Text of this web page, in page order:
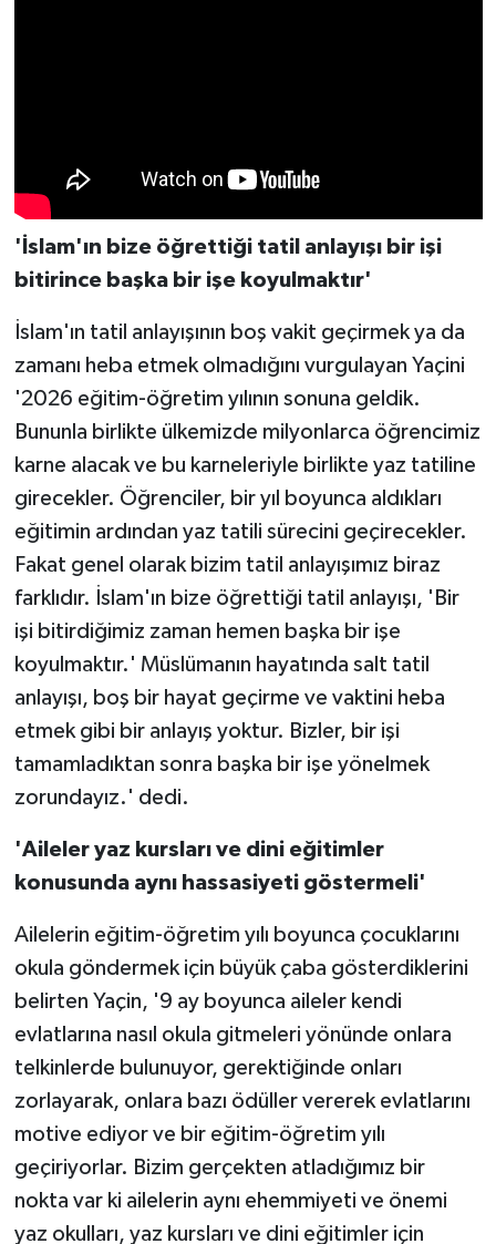
'İslam'ın bize öğrettiği tatil anlayışı bir işi
bitirince başka bir işe koyulmaktır'
İslam'ın tatil anlayışının boş vakit geçirmek ya da
zamanı heba etmek olmadığını vurgulayan Yaçini
'2026 eğitim-öğretim yılının sonuna geldik.
Bununla birlikte ülkemizde milyonlarca öğrencimiz
karne alacak ve bu karneleriyle birlikte yaz tatiline
girecekler. Öğrenciler, bir yıl boyunca aldıkları
eğitimin ardından yaz tatili sürecini geçirecekler.
Fakat genel olarak bizim tatil anlayışımız biraz
farklıdır. İslam'ın bize öğrettiği tatil anlayışı, 'Bir
işi bitirdiğimiz zaman hemen başka bir işe
koyulmaktır.' Müslümanın hayatında salt tatil
anlayışı, boş bir hayat geçirme ve vaktini heba
etmek gibi bir anlayış yoktur. Bizler, bir işi
tamamladıktan sonra başka bir işe yönelmek
zorundayız.' dedi.
'Aileler yaz kursları ve dini eğitimler
konusunda aynı hassasiyeti göstermeli'
Ailelerin eğitim-öğretim yılı boyunca çocuklarını
okula göndermek için büyük çaba gösterdiklerini
belirten Yaçin, '9 ay boyunca aileler kendi
evlatlarına nasıl okula gitmeleri yönünde onlara
telkinlerde bulunuyor, gerektiğinde onları
zorlayarak, onlara bazı ödüller vererek evlatlarını
motive ediyor ve bir eğitim-öğretim yılı
geçiriyorlar. Bizim gerçekten atladığımız bir
nokta var ki ailelerin aynı ehemmiyeti ve önemi
yaz okulları, yaz kursları ve dini eğitimler için